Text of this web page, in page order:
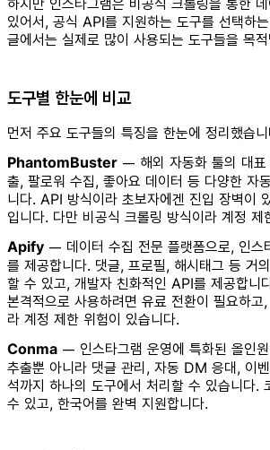
있어서, 공식 API를 지원하는 도구를 선택하
글에서는 실제로 많이 사용되는 도구들을 목
도구별 한눈에 비교
먼저 주요 도구들의 특징을 한눈에 정리했습
PhantomBuster — 해외 자동화 툴의 대표
출, 팔로워 수집, 좋아요 데이터 등 다양한 자
니다. API 방식이라 초보자에겐 진입 장벽이
입니다. 다만 비공식 크롤링 방식이라 계정 제
Apify — 데이터 수집 전문 플랫폼으로, 인스
를 제공합니다. 댓글, 프로필, 해시태그 등 거
할 수 있고, 개발자 친화적인 API를 제공합니
본격적으로 사용하려면 유료 전환이 필요하고
라 계정 제한 위험이 있습니다.
Conma — 인스타그램 운영에 특화된 올인
추출뿐 아니라 댓글 관리, 자동 DM 응대, 이
석까지 하나의 도구에서 처리할 수 있습니다.
수 있고, 한국어를 완벽 지원합니다.